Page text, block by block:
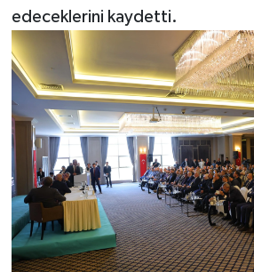
edeceklerini kaydetti.